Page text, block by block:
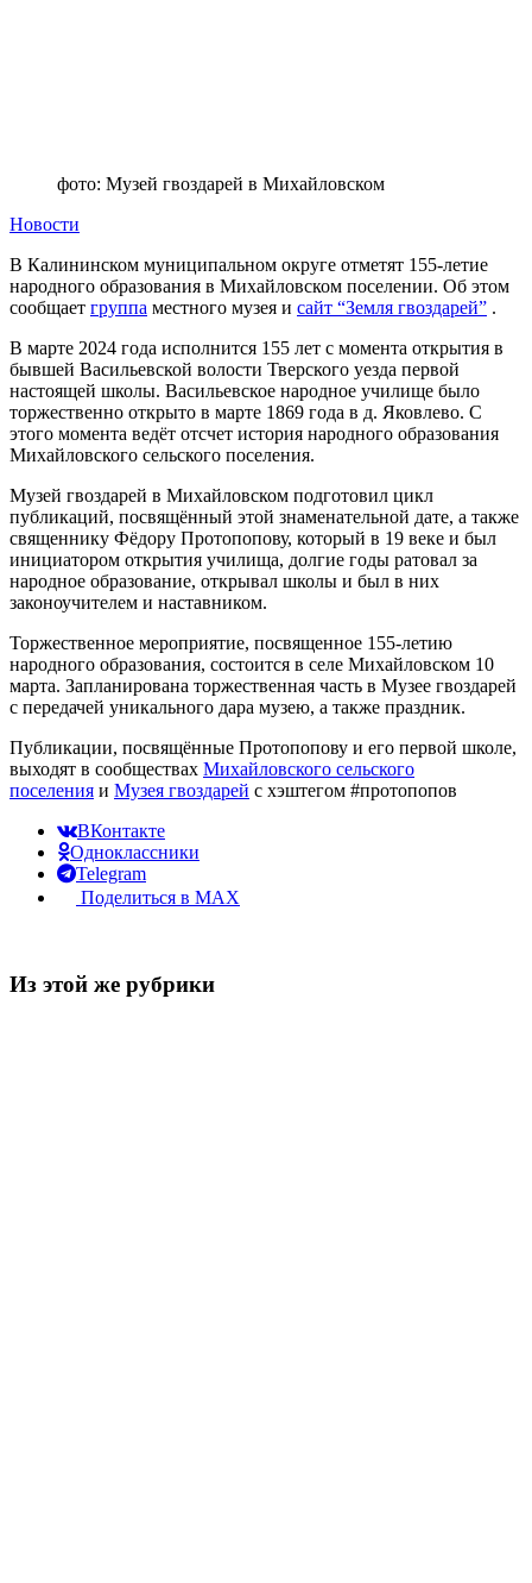
фото: Музей гвоздарей в Михайловском
Новости
В Калининском муниципальном округе отметят 155-летие
народного образования в Михайловском поселении. Об этом
сообщает группа местного музея и сайт “Земля гвоздарей” .
В марте 2024 года исполнится 155 лет с момента открытия в
бывшей Васильевской волости Тверского уезда первой
настоящей школы. Васильевское народное училище было
торжественно открыто в марте 1869 года в д. Яковлево. С
этого момента ведёт отсчет история народного образования
Михайловского сельского поселения.
Музей гвоздарей в Михайловском подготовил цикл
публикаций, посвящённый этой знаменательной дате, а также
священнику Фёдору Протопопову, который в 19 веке и был
инициатором открытия училища, долгие годы ратовал за
народное образование, открывал школы и был в них
законоучителем и наставником.
Торжественное мероприятие, посвященное 155-летию
народного образования, состоится в селе Михайловском 10
марта. Запланирована торжественная часть в Музее гвоздарей
с передачей уникального дара музею, а также праздник.
Публикации, посвящённые Протопопову и его первой школе,
выходят в сообществах Михайловского сельского
поселения и Музея гвоздарей с хэштегом #протопопов
ВКонтакте
Одноклассники
Telegram
Поделиться в MAX
Из этой же рубрики